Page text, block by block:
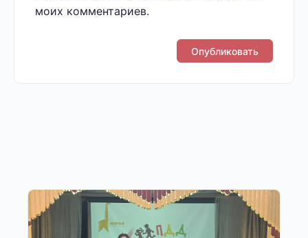
моих комментариев.
Другие публикации